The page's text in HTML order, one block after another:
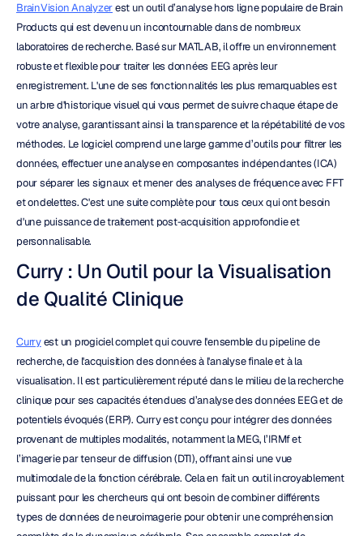
BrainVision Analyzer est un outil d’analyse hors ligne populaire de Brain
Products qui est devenu un incontournable dans de nombreux
laboratoires de recherche. Basé sur MATLAB, il offre un environnement
robuste et flexible pour traiter les données EEG après leur
enregistrement. L'une de ses fonctionnalités les plus remarquables est
un arbre d'historique visuel qui vous permet de suivre chaque étape de
votre analyse, garantissant ainsi la transparence et la répétabilité de vos
méthodes. Le logiciel comprend une large gamme d’outils pour filtrer les
données, effectuer une analyse en composantes indépendantes (ICA)
pour séparer les signaux et mener des analyses de fréquence avec FFT
et ondelettes. C'est une suite complète pour tous ceux qui ont besoin
d'une puissance de traitement post-acquisition approfondie et
personnalisable.
Curry : Un Outil pour la Visualisation
de Qualité Clinique
Curry est un progiciel complet qui couvre l'ensemble du pipeline de
recherche, de l'acquisition des données à l'analyse finale et à la
visualisation. Il est particulièrement réputé dans le milieu de la recherche
clinique pour ses capacités étendues d’analyse des données EEG et de
potentiels évoqués (ERP). Curry est conçu pour intégrer des données
provenant de multiples modalités, notamment la MEG, l’IRMf et
l’imagerie par tenseur de diffusion (DTI), offrant ainsi une vue
multimodale de la fonction cérébrale. Cela en fait un outil incroyablement
puissant pour les chercheurs qui ont besoin de combiner différents
types de données de neuroimagerie pour obtenir une compréhension